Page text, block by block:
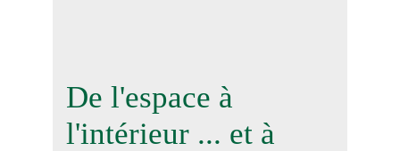
De l'espace à
l'intérieur ... et à